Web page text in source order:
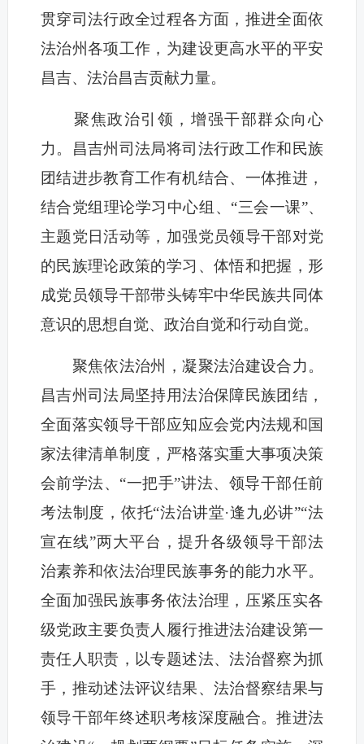
贯穿司法行政全过程各方面，推进全面依
法治州各项工作，为建设更高水平的平安
昌吉、法治昌吉贡献力量。
聚焦政治引领，增强干部群众向心
力。昌吉州司法局将司法行政工作和民族
团结进步教育工作有机结合、一体推进，
结合党组理论学习中心组、“三会一课”、
主题党日活动等，加强党员领导干部对党
的民族理论政策的学习、体悟和把握，形
成党员领导干部带头铸牢中华民族共同体
意识的思想自觉、政治自觉和行动自觉。
聚焦依法治州，凝聚法治建设合力。
昌吉州司法局坚持用法治保障民族团结，
全面落实领导干部应知应会党内法规和国
家法律清单制度，严格落实重大事项决策
会前学法、“一把手”讲法、领导干部任前
考法制度，依托“法治讲堂·逢九必讲”“法
宣在线”两大平台，提升各级领导干部法
治素养和依法治理民族事务的能力水平。
全面加强民族事务依法治理，压紧压实各
级党政主要负责人履行推进法治建设第一
责任人职责，以专题述法、法治督察为抓
手，推动述法评议结果、法治督察结果与
领导干部年终述职考核深度融合。推进法